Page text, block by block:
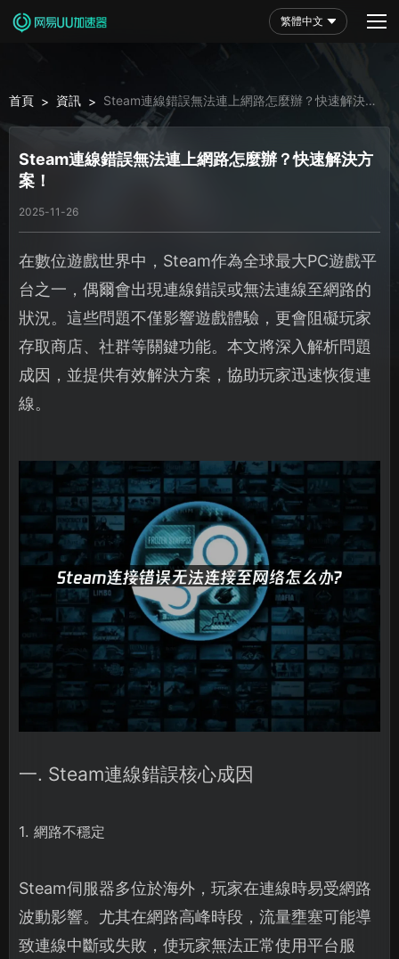
繁體中文
首頁 > 資訊 > Steam連線錯誤無法連上網路怎麼辦？快速解決方
案！
Steam連線錯誤無法連上網路怎麼辦？快速解決方
案！
2025-11-26
在數位遊戲世界中，Steam作為全球最大PC遊戲平
台之一，偶爾會出現連線錯誤或無法連線至網路的
狀況。這些問題不僅影響遊戲體驗，更會阻礙玩家
存取商店、社群等關鍵功能。本文將深入解析問題
成因，並提供有效解決方案，協助玩家迅速恢復連
線。
一. Steam連線錯誤核心成因
1. 網路不穩定
Steam伺服器多位於海外，玩家在連線時易受網路
波動影響。尤其在網路高峰時段，流量壅塞可能導
致連線中斷或失敗，使玩家無法正常使用平台服